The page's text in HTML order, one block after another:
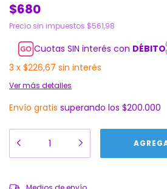
$680
Precio sin impuestos $561,98
Cuotas SIN interés con DÉBITO
3 x $226,67 sin interés
Ver más detalles
Envío gratis superando los $200.000
Entregas para el CP: